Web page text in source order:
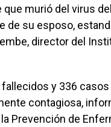
murió del virus
de su esposo,
director del
y 336 casos
contagiosa,
Prevención de